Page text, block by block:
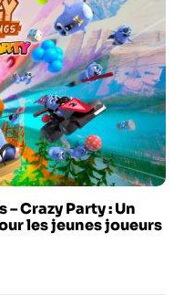
– Crazy Party : Un
les jeunes joueurs